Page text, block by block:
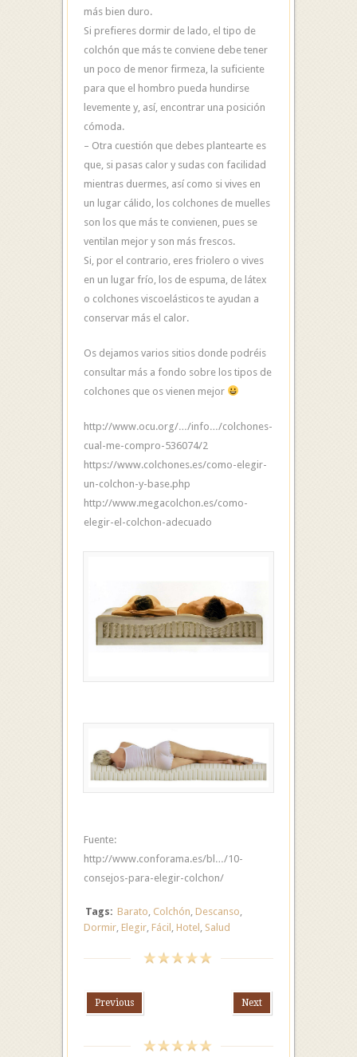
más bien duro.
Si prefieres dormir de lado, el tipo de
colchón que más te conviene debe tener
un poco de menor firmeza, la suficiente
para que el hombro pueda hundirse
levemente y, así, encontrar una posición
cómoda.
– Otra cuestión que debes plantearte es
que, si pasas calor y sudas con facilidad
mientras duermes, así como si vives en
un lugar cálido, los colchones de muelles
son los que más te convienen, pues se
ventilan mejor y son más frescos.
Si, por el contrario, eres friolero o vives
en un lugar frío, los de espuma, de látex
o colchones viscoelásticos te ayudan a
conservar más el calor.
Os dejamos varios sitios donde podréis
consultar más a fondo sobre los tipos de
colchones que os vienen mejor
http://www.ocu.org/…/info…/colchones-
cual-me-compro-536074/2
https://www.colchones.es/como-elegir-
un-colchon-y-base.php
http://www.megacolchon.es/como-
elegir-el-colchon-adecuado
Fuente:
http://www.conforama.es/bl…/10-
consejos-para-elegir-colchon/
Tags: Barato, Colchón, Descanso,
Dormir, Elegir, Fácil , Hotel , Salud
Previous Next